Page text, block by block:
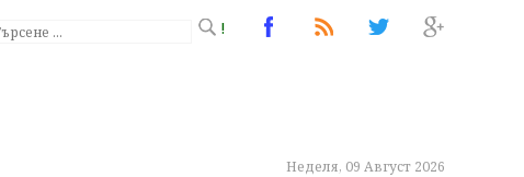
!
Неделя, 09 Август 2026